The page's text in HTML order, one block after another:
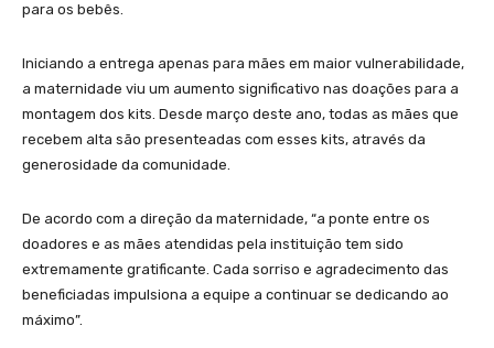
para os bebês.
Iniciando a entrega apenas para mães em maior vulnerabilidade,
a maternidade viu um aumento significativo nas doações para a
montagem dos kits. Desde março deste ano, todas as mães que
recebem alta são presenteadas com esses kits, através da
generosidade da comunidade.
De acordo com a direção da maternidade, “a ponte entre os
doadores e as mães atendidas pela instituição tem sido
extremamente gratificante. Cada sorriso e agradecimento das
beneficiadas impulsiona a equipe a continuar se dedicando ao
máximo”.